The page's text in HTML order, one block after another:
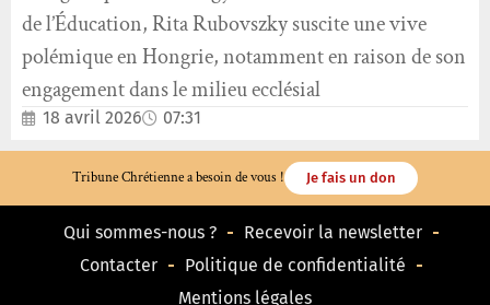
de l’Éducation, Rita Rubovszky suscite une vive
polémique en Hongrie, notamment en raison de son
engagement dans le milieu ecclésial
18 avril 2026 07:31
Tribune Chrétienne a besoin de vous ! Je fais un don
Qui sommes-nous ?
Recevoir la newsletter
Contacter
Politique de confidentialité
Mentions légales